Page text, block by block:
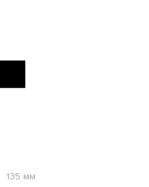
135 мм